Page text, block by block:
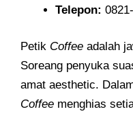
Telepon:
Petik Coffee adalah
Soreang penyuka
amat aesthetic.
Coffee menghias